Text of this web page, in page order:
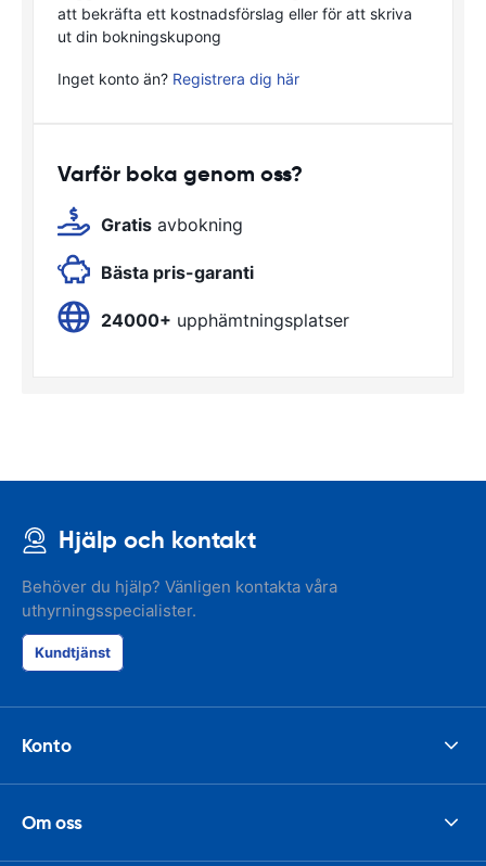
att bekräfta ett kostnadsförslag eller för att skriva
ut din bokningskupong
Inget konto än? Registrera dig här
Varför boka genom oss?
Gratis avbokning
Bästa pris-garanti
24000+ upphämtningsplatser
Hjälp och kontakt
Behöver du hjälp? Vänligen kontakta våra
uthyrningsspecialister.
Kundtjänst
Konto
Om oss